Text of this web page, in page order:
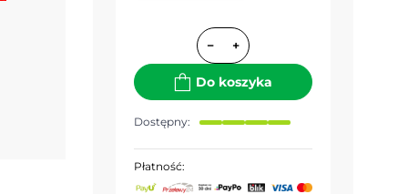
− +
Do koszyka
Dostępny:
Płatność: